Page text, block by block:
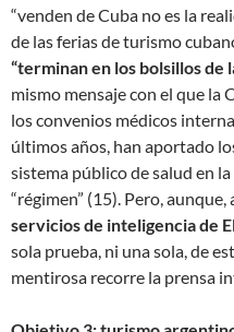
“venden de Cuba no es la
de las ferias de turismo
“terminan en los bolsillos de
mismo mensaje con el que la
los convenios médicos
últimos años, han aportado
sistema público de salud en
“régimen” (15). Pero, aunque,
servicios de inteligencia de
sola prueba, ni una sola, de
mentirosa recorre la prensa